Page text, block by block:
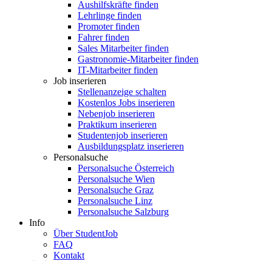
Aushilfskräfte finden
Lehrlinge finden
Promoter finden
Fahrer finden
Sales Mitarbeiter finden
Gastronomie-Mitarbeiter finden
IT-Mitarbeiter finden
Job inserieren
Stellenanzeige schalten
Kostenlos Jobs inserieren
Nebenjob inserieren
Praktikum inserieren
Studentenjob inserieren
Ausbildungsplatz inserieren
Personalsuche
Personalsuche Österreich
Personalsuche Wien
Personalsuche Graz
Personalsuche Linz
Personalsuche Salzburg
Info
Über StudentJob
FAQ
Kontakt